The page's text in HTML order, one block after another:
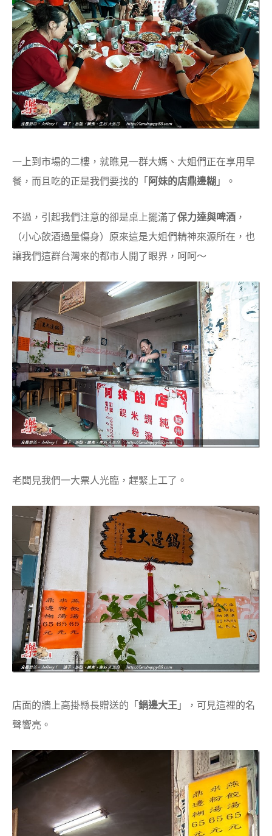
一上到市場的二樓，就瞧見一群大媽、大姐們正在享用早
餐，而且吃的正是我們要找的「阿妹的店鼎邊糊 」。
不過，引起我們注意的卻是桌上擺滿了保力達與啤酒 ，
（小心飲酒過量傷身）原來這是大姐們精神來源所在，也
讓我們這群台灣來的都市人開了眼界，呵呵～
老闆見我們一大票人光臨，趕緊上工了。
店面的牆上高掛縣長贈送的「鍋邊大王 」，可見這裡的名
聲響亮。